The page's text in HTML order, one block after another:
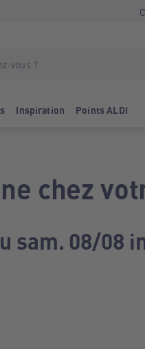
Inspiration Points ALDI
chez
sam. 08/08